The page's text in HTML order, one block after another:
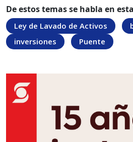
De estos temas se habla en
Ley de Lavado de Activos
inversiones
Puente